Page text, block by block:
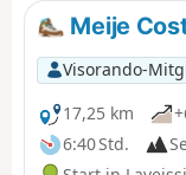
Talstation der
(moderater)
Richtungen. Je
entdeckt man die
mehrerer Täler.
Augenschmaus!
Meije
Visorando-
17,25 km
6:40 Std.